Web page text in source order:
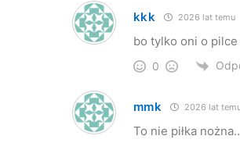
kkk 2026 lat temu
bo tylko oni o
0
mmk 2026 lat
To nie piłka